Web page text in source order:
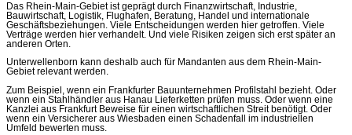
Das Rhein-Main-Gebiet ist geprägt durch Finanzwirtschaft, Industrie,
Bauwirtschaft, Logistik, Flughafen, Beratung, Handel und internationale
Geschäftsbeziehungen. Viele Entscheidungen werden hier getroffen. Viele
Verträge werden hier verhandelt. Und viele Risiken zeigen sich erst später an
anderen Orten.
Unterwellenborn kann deshalb auch für Mandanten aus dem Rhein-Main-
Gebiet relevant werden.
Zum Beispiel, wenn ein Frankfurter Bauunternehmen Profilstahl bezieht. Oder
wenn ein Stahlhändler aus Hanau Lieferketten prüfen muss. Oder wenn eine
Kanzlei aus Frankfurt Beweise für einen wirtschaftlichen Streit benötigt. Oder
wenn ein Versicherer aus Wiesbaden einen Schadenfall im industriellen
Umfeld bewerten muss.